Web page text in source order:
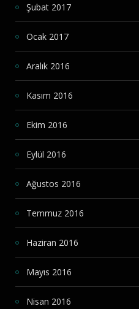
Şubat 2017
Ocak 2017
Aralık 2016
Kasım 2016
Ekim 2016
Eylül 2016
Ağustos 2016
Temmuz 2016
Haziran 2016
Mayıs 2016
Nisan 2016